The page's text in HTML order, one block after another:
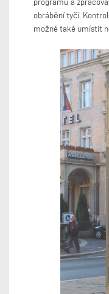
programů a
obrábění tyčí.
možné také umístit